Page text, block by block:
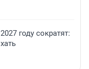
году сократят: